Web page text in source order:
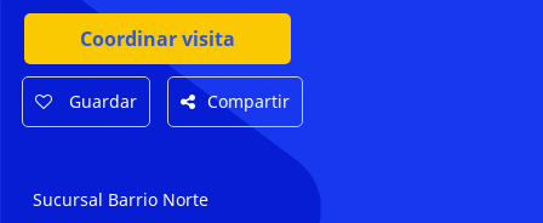
Coordinar visita
Guardar Compartir
Sucursal Barrio Norte